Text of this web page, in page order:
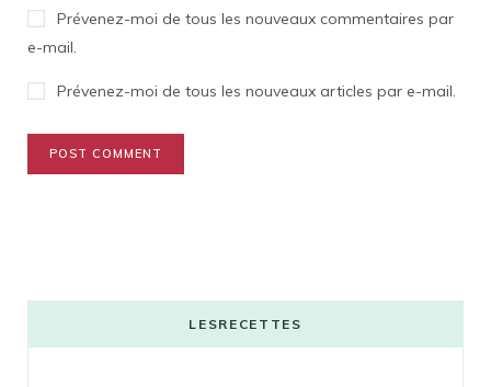
Prévenez-moi de tous les nouveaux commentaires par
e-mail.
Prévenez-moi de tous les nouveaux articles par e-mail.
LESRECETTES